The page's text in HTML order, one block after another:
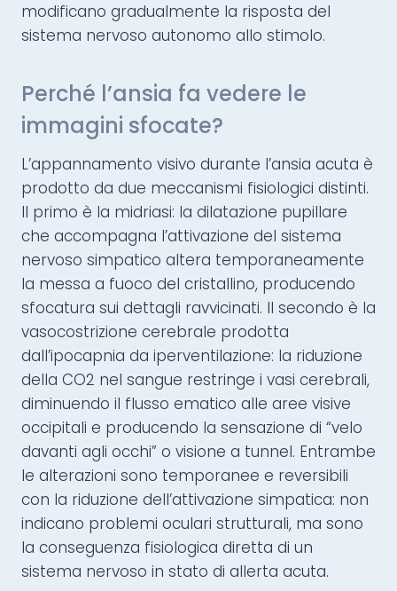
modificano gradualmente la risposta del
sistema nervoso autonomo allo stimolo.
Perché l’ansia fa vedere le
immagini sfocate?
L’appannamento visivo durante l’ansia acuta è
prodotto da due meccanismi fisiologici distinti.
Il primo è la midriasi: la dilatazione pupillare
che accompagna l’attivazione del sistema
nervoso simpatico altera temporaneamente
la messa a fuoco del cristallino, producendo
sfocatura sui dettagli ravvicinati. Il secondo è la
vasocostrizione cerebrale prodotta
dall’ipocapnia da iperventilazione: la riduzione
della CO2 nel sangue restringe i vasi cerebrali,
diminuendo il flusso ematico alle aree visive
occipitali e producendo la sensazione di “velo
davanti agli occhi” o visione a tunnel. Entrambe
le alterazioni sono temporanee e reversibili
con la riduzione dell’attivazione simpatica: non
indicano problemi oculari strutturali, ma sono
la conseguenza fisiologica diretta di un
sistema nervoso in stato di allerta acuta.